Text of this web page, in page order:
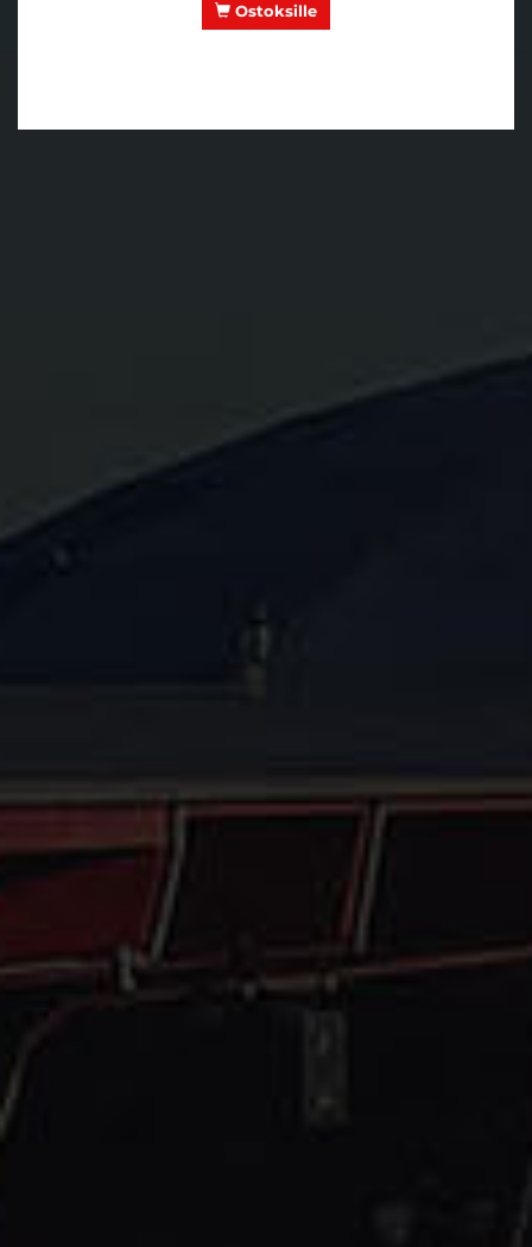
Ostoksille